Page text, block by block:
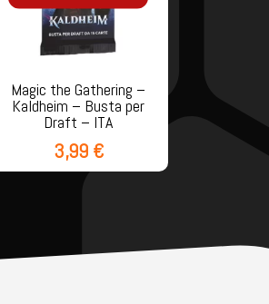
Magic the Gathering –
Kaldheim – Busta per
Draft – ITA
3,99 €